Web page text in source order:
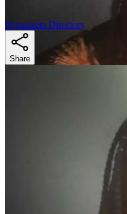
Organizers Directory
Share